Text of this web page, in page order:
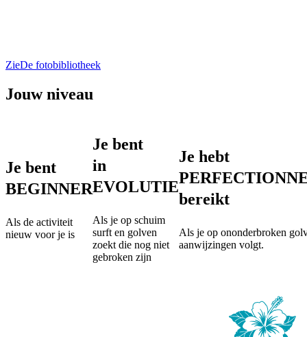
ZieDe fotobibliotheek
Jouw niveau
Je bent
BEGINNER
Als de activiteit
nieuw voor je is
Je bent
in
EVOLUTIE
Als je op schuim
surft en golven
zoekt die nog niet
gebroken zijn
Je hebt
bereikt
Als je op ononderbroken
aanwijzingen volgt.